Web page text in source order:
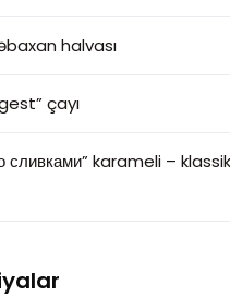
halvası
çayı
сливками” karameli –